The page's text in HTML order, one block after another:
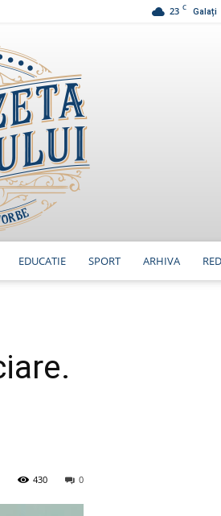
23 C Galați
EDUCATIE SPORT ARHIVA
0
430